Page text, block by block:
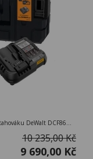
10 235,00 Kč
9 690,00 Kč